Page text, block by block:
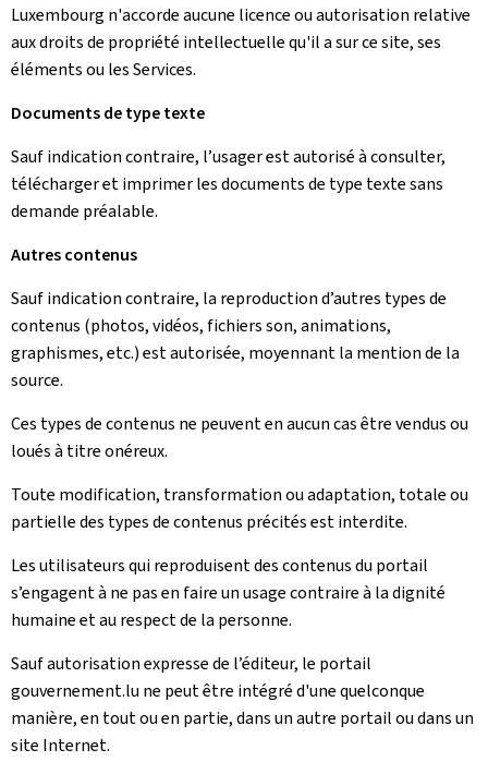
Luxembourg n'accorde aucune licence ou autorisation relative
aux droits de propriété intellectuelle qu'il a sur ce site, ses
éléments ou les Services.
Documents de type texte
Sauf indication contraire, l’usager est autorisé à consulter,
télécharger et imprimer les documents de type texte sans
demande préalable.
Autres contenus
Sauf indication contraire, la reproduction d’autres types de
contenus (photos, vidéos, fichiers son, animations,
graphismes, etc.) est autorisée, moyennant la mention de la
source.
Ces types de contenus ne peuvent en aucun cas être vendus ou
loués à titre onéreux.
Toute modification, transformation ou adaptation, totale ou
partielle des types de contenus précités est interdite.
Les utilisateurs qui reproduisent des contenus du portail
s’engagent à ne pas en faire un usage contraire à la dignité
humaine et au respect de la personne.
Sauf autorisation expresse de l’éditeur, le portail
gouvernement.lu ne peut être intégré d'une quelconque
manière, en tout ou en partie, dans un autre portail ou dans un
site Internet.